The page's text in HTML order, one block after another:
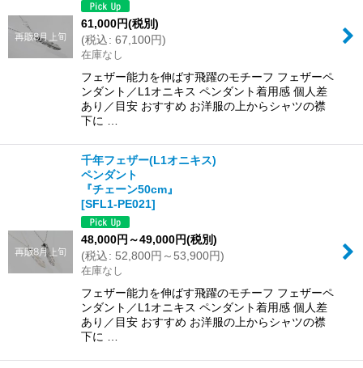
61,000円(税別)
(税込: 67,100円)
在庫なし
フェザー能力を伸ばす飛躍のモチーフ フェザーペ
ンダント／L1オニキス ペンダント着用感 個人差
あり／目安 おすすめ お洋服の上からシャツの襟
下に …
千年フェザー(L1オニキス)
ペンダント
『チェーン50cm』
[SFL1-PE021]
48,000円 ～49,000円(税別)
(税込: 52,800円 ～53,900円)
在庫なし
フェザー能力を伸ばす飛躍のモチーフ フェザーペ
ンダント／L1オニキス ペンダント着用感 個人差
あり／目安 おすすめ お洋服の上からシャツの襟
下に …